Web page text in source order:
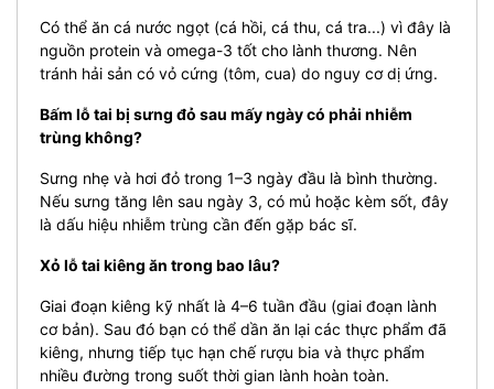
Có thể ăn cá nước ngọt (cá hồi, cá thu, cá tra...) vì đây là
nguồn protein và omega-3 tốt cho lành thương. Nên
tránh hải sản có vỏ cứng (tôm, cua) do nguy cơ dị ứng.
Bấm lỗ tai bị sưng đỏ sau mấy ngày có phải nhiễm
trùng không?
Sưng nhẹ và hơi đỏ trong 1–3 ngày đầu là bình thường.
Nếu sưng tăng lên sau ngày 3, có mủ hoặc kèm sốt, đây
là dấu hiệu nhiễm trùng cần đến gặp bác sĩ.
Xỏ lỗ tai kiêng ăn trong bao lâu?
Giai đoạn kiêng kỹ nhất là 4–6 tuần đầu (giai đoạn lành
cơ bản). Sau đó bạn có thể dần ăn lại các thực phẩm đã
kiêng, nhưng tiếp tục hạn chế rượu bia và thực phẩm
nhiều đường trong suốt thời gian lành hoàn toàn.